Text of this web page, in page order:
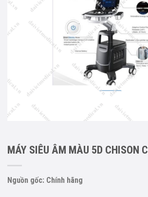
MÁY SIÊU ÂM MÀU 5D CHISON
Nguồn gốc: Chính hãng